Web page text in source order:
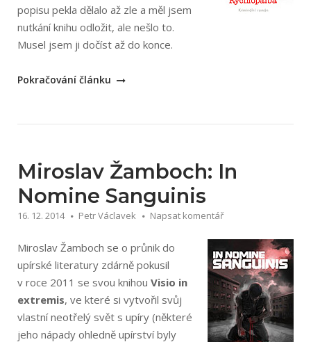
popisu pekla dělalo až zle a měl jsem
nutkání knihu odložit, ale nešlo to.
Musel jsem ji dočíst až do konce.
„Štěpán
Pokračování článku
Miroslav Žamboch: In
Nomine Sanguinis
16. 12. 2014 Petr Václavek Napsat komentář
Miroslav Žamboch se o průnik do
upírské literatury zdárně pokusil
v roce 2011 se svou knihou Visio in
extremis, ve které si vytvořil svůj
vlastní neotřelý svět s upíry (některé
jeho nápady ohledně upírství byly